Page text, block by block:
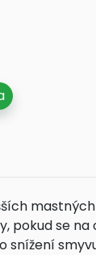
mastných
pokud se
snížení